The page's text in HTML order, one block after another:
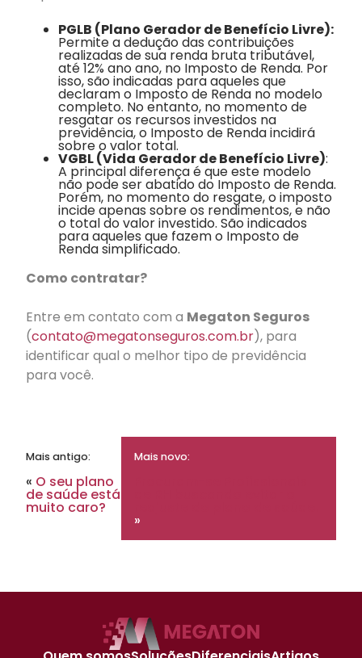
PGLB (Plano Gerador de Benefício Livre):
Permite a dedução das contribuições
realizadasde sua renda bruta tributável,
até 12% ano ano, no Imposto de Renda. Por
isso, são indicadas para aqueles que
declaram o Imposto de Renda no modelo
completo. No entanto, no momento de
resgatar os recursos investidos na
previdência, o Imposto de Renda incidirá
sobre o valor total.
VGBL (Vida Gerador de Benefício Livre):
A principal diferença é que este modelo
não pode ser abatido do Imposto de Renda.
Porém, no momento do resgate, o imposto
incide apenas sobre os rendimentos, e não
o total do valor investido. São indicados
para aqueles que fazem o Imposto de
Renda simplificado.
Como contratar?
Entre em contato com a Megaton Seguros
(contato@megatonseguros.com.br), para
identificar qual o melhor tipo de previdência
para você.
Mais antigo:
« O seu plano
de saúde está
muito caro?
Mais novo:
»